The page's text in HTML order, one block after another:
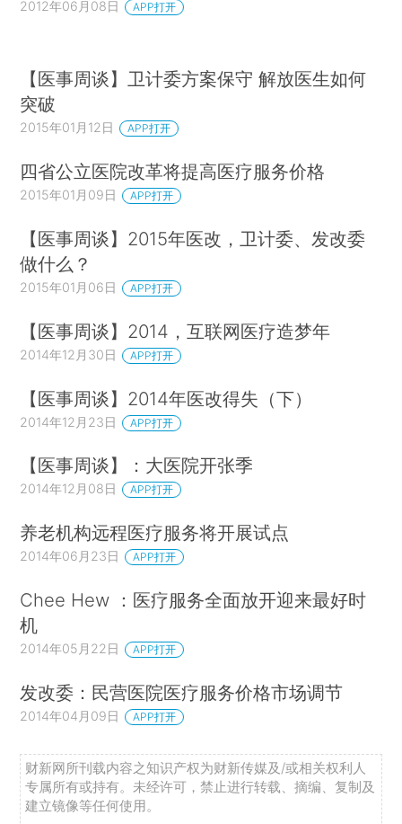
2012年06月08日 APP打开
【医事周谈】卫计委方案保守 解放医生如何
突破
2015年01月12日 APP打开
四省公立医院改革将提高医疗服务价格
2015年01月09日 APP打开
【医事周谈】2015年医改，卫计委、发改委
做什么？
2015年01月06日 APP打开
【医事周谈】2014，互联网医疗造梦年
2014年12月30日 APP打开
【医事周谈】2014年医改得失（下）
2014年12月23日 APP打开
【医事周谈】：大医院开张季
2014年12月08日 APP打开
养老机构远程医疗服务将开展试点
2014年06月23日 APP打开
Chee Hew ：医疗服务全面放开迎来最好时
机
2014年05月22日 APP打开
发改委：民营医院医疗服务价格市场调节
2014年04月09日 APP打开
财新网所刊载内容之知识产权为财新传媒及/或相关权利人
专属所有或持有。未经许可，禁止进行转载、摘编、复制及
建立镜像等任何使用。